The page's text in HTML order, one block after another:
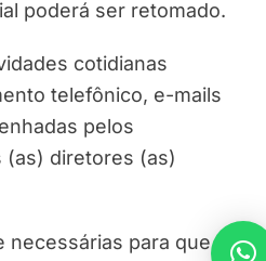
poderá ser retomado.
cotidianas
telefônico, e-mails
pelos
(as) diretores (as)
necessárias para que